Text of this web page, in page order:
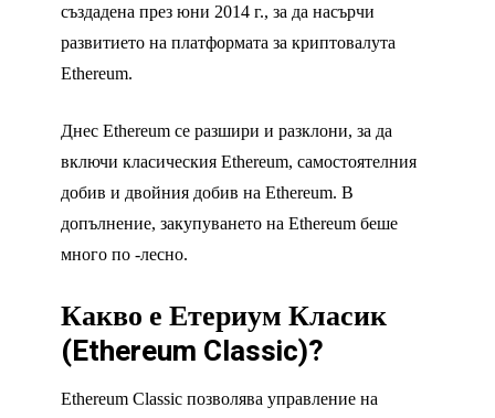
създадена през юни 2014 г., за да насърчи
развитието на платформата за криптовалута
Ethereum.
Днес Ethereum се разшири и разклони, за да
включи класическия Ethereum, самостоятелния
добив и двойния добив на Ethereum. В
допълнение, закупуването на Ethereum беше
много по -лесно.
Какво еЕтериум Класик
(Ethereum Classic)?
Ethereum Classic позволява управление на